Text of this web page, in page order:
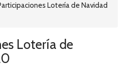
Lotería de Navidad
Lotería de